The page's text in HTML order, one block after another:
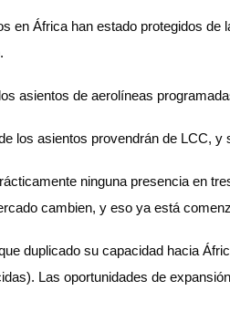
en África han estado protegidos
asientos de aerolíneas
los asientos provendrán de LCC,
ninguna presencia en
cambien, y eso ya está
duplicado su capacidad hacia
Las oportunidades de